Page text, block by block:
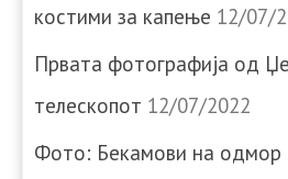
костими за капење 12/07/
Првата фотографија од
телескопот 12/07/2022
Фото: Бекамови на одмор